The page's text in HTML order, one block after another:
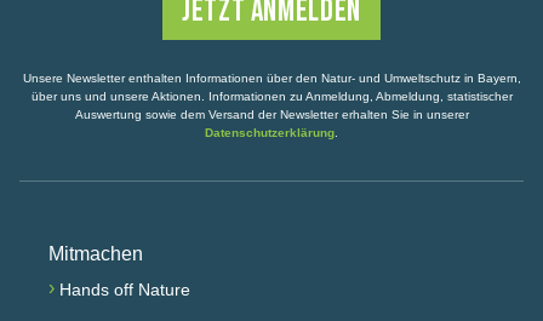
Unsere Newsletter enthalten Informationen über den Natur- und Umweltschutz in Bayern,
über uns und unsere Aktionen. Informationen zu Anmeldung, Abmeldung, statistischer
Auswertung sowie dem Versand der Newsletter erhalten Sie in unserer
Datenschutzerklärung.
Mitmachen
› Hands off Nature